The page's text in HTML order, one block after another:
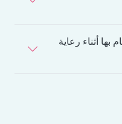
بها أثناء رعاية